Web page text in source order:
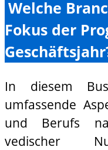
Welche
Fokus der
In diesem
umfassende
und Berufs
vedischer